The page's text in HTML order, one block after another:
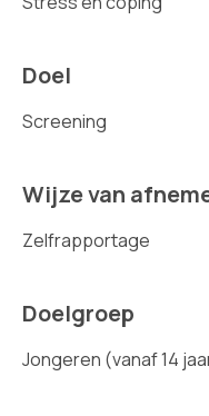
Doel
Screening
Wijze van
Zelfrapportage
Doelgroep
Jongeren (vanaf 14